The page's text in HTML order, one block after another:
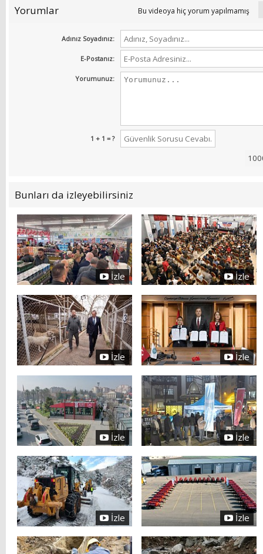
Yorumlar Bu videoya hiç yorum yapılmamış
Adınız Soyadınız:
E-Postanız:
Yorumunuz:
1 + 1 = ?
Bunları da izleyebilirsiniz
İzle İzle
İzle İzle
İzle İzle
İzle İzle